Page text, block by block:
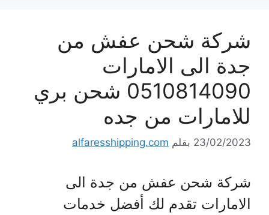
شركة شحن عفش من
جدة الى الامارات
0510814090 شحن بري
للامارات من جده
23/02/2023 بقلم alfaresshipping.com
شركة شحن عفش من جدة الى
الامارات تقدم لك أفضل خدمات